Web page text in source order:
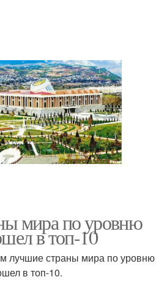
мира по уровню
в топ-10
лучшие страны мира по уровню
в топ-10.